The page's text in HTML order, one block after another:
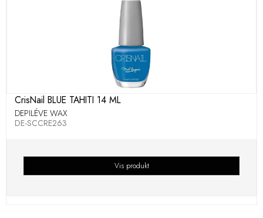
CrisNail BLUE TAHITI 14 ML
DEPILÉVE WAX
DE-SCCRE263
Vis produkt